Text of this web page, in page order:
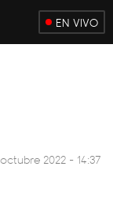
EN VIVO
2022 - 14:37